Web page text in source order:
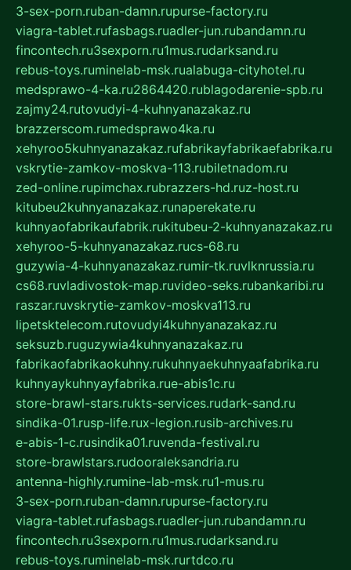
3-sex-porn.ruban-damn.rupurse-factory.ru
viagra-tablet.rufasbags.ruadler-jun.rubandamn.ru
fincontech.ru3sexporn.ru1mus.rudarksand.ru
rebus-toys.ruminelab-msk.rualabuga-cityhotel.ru
medsprawo-4-ka.ru2864420.rublagodarenie-spb.ru
zajmy24.rutovudyi-4-kuhnyanazakaz.ru
brazzerscom.rumedsprawo4ka.ru
xehyroo5kuhnyanazakaz.rufabrikayfabrikaefabrika.ru
vskrytie-zamkov-moskva-113.rubiletnadom.ru
zed-online.rupimchax.rubrazzers-hd.ruz-host.ru
kitubeu2kuhnyanazakaz.runaperekate.ru
kuhnyaofabrikaufabrik.rukitubeu-2-kuhnyanazakaz.ru
xehyroo-5-kuhnyanazakaz.rucs-68.ru
guzywia-4-kuhnyanazakaz.rumir-tk.ruvlknrussia.ru
cs68.ruvladivostok-map.ruvideo-seks.rubankaribi.ru
raszar.ruvskrytie-zamkov-moskva113.ru
lipetsktelecom.rutovudyi4kuhnyanazakaz.ru
seksuzb.ruguzywia4kuhnyanazakaz.ru
fabrikaofabrikaokuhny.rukuhnyaekuhnyaafabrika.ru
kuhnyaykuhnyayfabrika.rue-abis1c.ru
store-brawl-stars.rukts-services.rudark-sand.ru
sindika-01.rusp-life.rux-legion.rusib-archives.ru
e-abis-1-c.rusindika01.ruvenda-festival.ru
store-brawlstars.rudooraleksandria.ru
antenna-highly.rumine-lab-msk.ru1-mus.ru
3-sex-porn.ruban-damn.rupurse-factory.ru
viagra-tablet.rufasbags.ruadler-jun.rubandamn.ru
fincontech.ru3sexporn.ru1mus.rudarksand.ru
rebus-toys.ruminelab-msk.rurtdco.ru